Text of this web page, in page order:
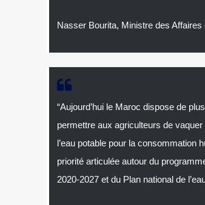
Nasser Bourita, Ministre des
“Aujourd’hui le Maroc dispose de
permettre aux agriculteurs de
l’eau potable pour la consommation
priorité articulée autour du
2020-2027 et du Plan national de